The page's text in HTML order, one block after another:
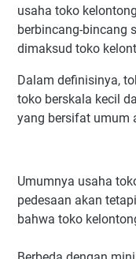
usaha toko
berbincang-bincang
dimaksud toko
Dalam definisinya,
toko berskala kecil
yang bersifat umum
Umumnya usaha
pedesaan akan
bahwa toko